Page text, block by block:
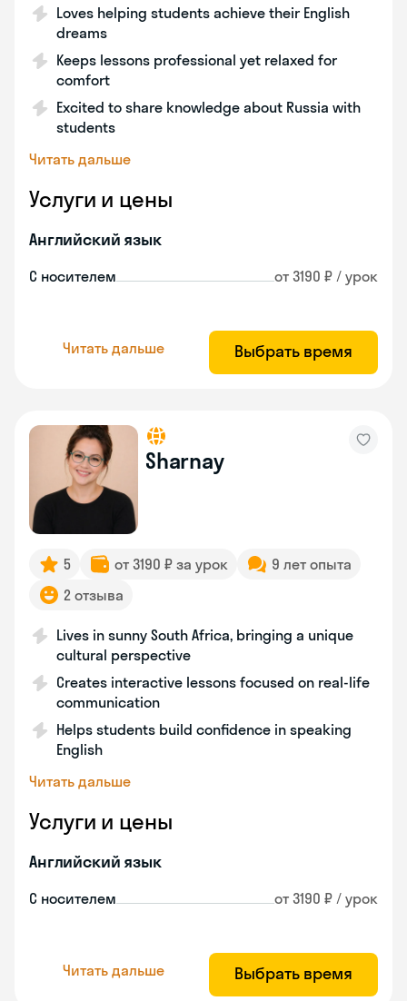
Loves helping students achieve their English
dreams
Keeps lessons professional yet relaxed for
comfort
Excited to share knowledge about Russia with
students
Читать дальше
Услуги и цены
Английский язык
С носителем от 3190 ₽ / урок
Читать дальше Выбрать время
Sharnay
5 от 3190 ₽ за урок
9 лет опыта
2 отзыва
Lives in sunny South Africa, bringing a unique
cultural perspective
Creates interactive lessons focused on real-life
communication
Helps students build confidence in speaking
English
Читать дальше
Услуги и цены
Английский язык
С носителем от 3190 ₽ / урок
Читать дальше Выбрать время